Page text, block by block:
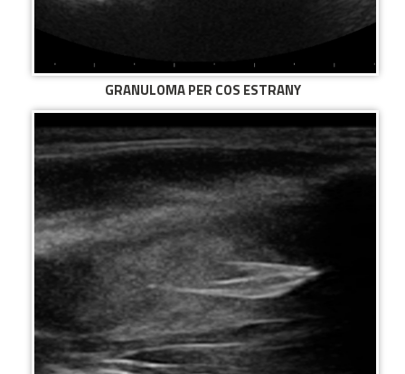
GRANULOMA PER COS ESTRANY